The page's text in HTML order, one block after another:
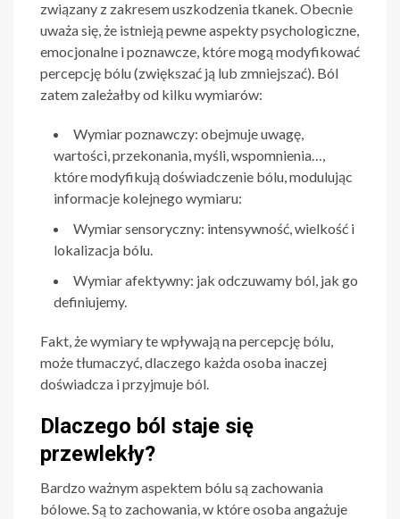
związany z zakresem uszkodzenia tkanek. Obecnie
uważa się, że istnieją pewne aspekty psychologiczne,
emocjonalne i poznawcze, które mogą modyfikować
percepcję bólu (zwiększać ją lub zmniejszać). Ból
zatem zależałby od kilku wymiarów:
Wymiar poznawczy: obejmuje uwagę,
wartości, przekonania, myśli, wspomnienia…,
które modyfikują doświadczenie bólu, modulując
informacje kolejnego wymiaru:
Wymiar sensoryczny: intensywność, wielkość i
lokalizacja bólu.
Wymiar afektywny: jak odczuwamy ból, jak go
definiujemy.
Fakt, że wymiary te wpływają na percepcję bólu,
może tłumaczyć, dlaczego każda osoba inaczej
doświadcza i przyjmuje ból.
Dlaczego ból staje się
przewlekły?
Bardzo ważnym aspektem bólu są zachowania
bólowe. Są to zachowania, w które osoba angażuje